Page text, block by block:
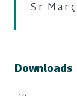
S r . M a r
Downloads